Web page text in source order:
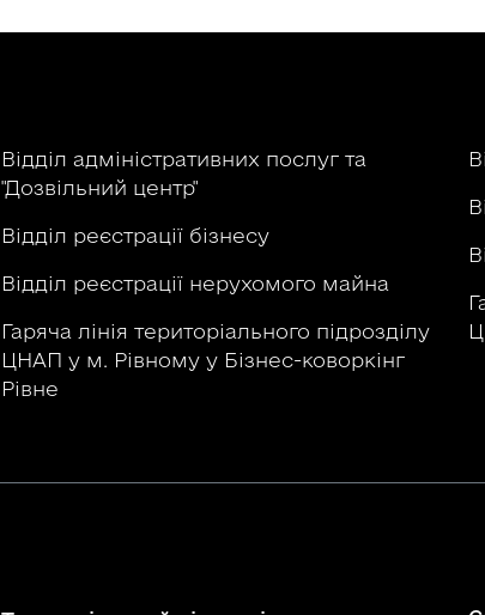
Відділ адміністративних послуг та
"Дозвільний центр"
Відділ реєстрації бізнесу
Відділ реєстрації нерухомого майна
Гаряча лінія територіального підрозділу
ЦНАП у м. Рівному у Бізнес-коворкінг
Рівне